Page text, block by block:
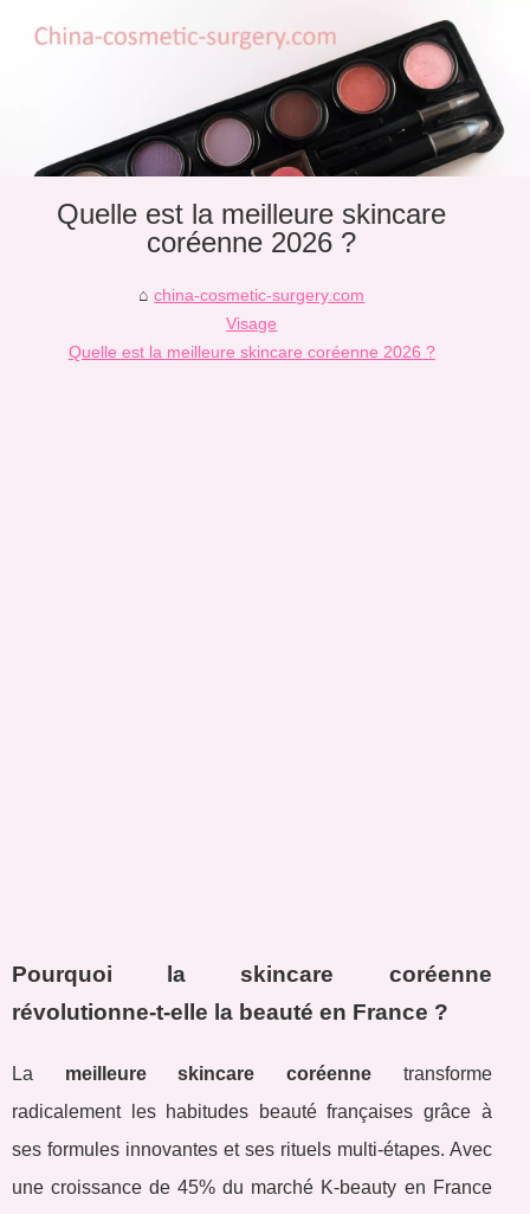
Quelle est la meilleure skincare
coréenne 2026 ?
china-cosmetic-surgery.com
Visage
Quelle est la meilleure skincare coréenne 2026 ?
Pourquoi la skincare coréenne
révolutionne-t-elle la beauté en France ?
La meilleure skincare coréennetransforme
radicalement les habitudes beauté françaises grâce à
ses formules innovantes et ses rituels multi-étapes. Avec
une croissance de 45% du marché K-beauty en France